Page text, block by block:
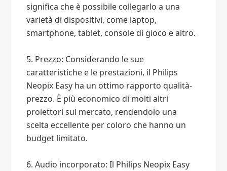
significa che è possibile collegarlo a una
varietà di dispositivi, come laptop,
smartphone, tablet, console di gioco e altro.
5. Prezzo: Considerando le sue
caratteristiche e le prestazioni, il Philips
Neopix Easy ha un ottimo rapporto qualità-
prezzo. È più economico di molti altri
proiettori sul mercato, rendendolo una
scelta eccellente per coloro che hanno un
budget limitato.
6. Audio incorporato: Il Philips Neopix Easy